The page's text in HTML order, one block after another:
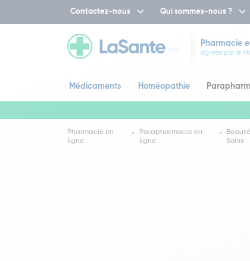
Contactez-nous Qui sommes-nous ?
Pharmacie
agréée par le
Médicaments Homéopathie
Pharmacie en
ligne
Parapharmacie en
ligne
Soins